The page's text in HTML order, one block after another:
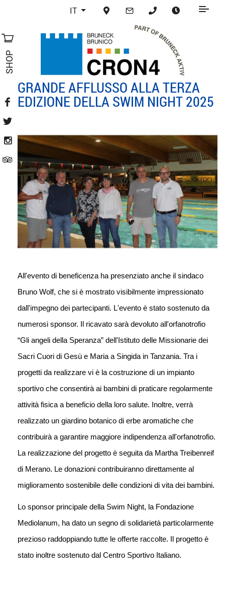
IT
SHOP
GRANDE AFFLUSSO ALLA TERZA
EDIZIONE DELLA SWIM NIGHT 2025
All'evento di beneficenza ha presenziato anche il sindaco
Bruno Wolf, che si è mostrato visibilmente impressionato
dall'impegno dei partecipanti. L'evento è stato sostenuto da
numerosi sponsor. Il ricavato sarà devoluto all'orfanotrofio
“Gli angeli della Speranza” dell'Istituto delle Missionarie dei
Sacri Cuori di Gesù e Maria a Singida in Tanzania. Tra i
progetti da realizzare vi è la costruzione di un impianto
sportivo che consentirà ai bambini di praticare regolarmente
attività fisica a beneficio della loro salute. Inoltre, verrà
realizzato un giardino botanico di erbe aromatiche che
contribuirà a garantire maggiore indipendenza all'orfanotrofio.
La realizzazione del progetto è seguita da Martha Treibenreif
di Merano. Le donazioni contribuiranno direttamente al
miglioramento sostenibile delle condizioni di vita dei bambini.
Lo sponsor principale della Swim Night, la Fondazione
Mediolanum, ha dato un segno di solidarietà particolarmente
prezioso raddoppiando tutte le offerte raccolte. Il progetto è
stato inoltre sostenuto dal Centro Sportivo Italiano.